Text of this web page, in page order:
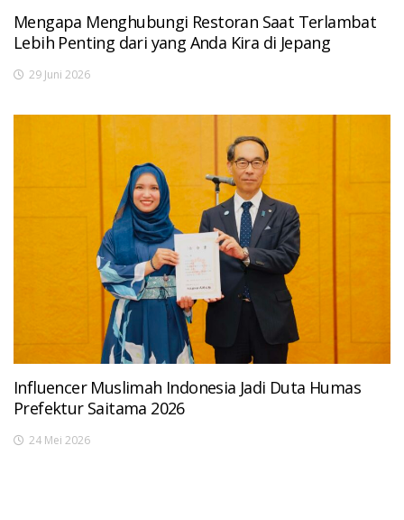
Mengapa Menghubungi Restoran Saat Terlambat
Lebih Penting dari yang Anda Kira di Jepang
29 Juni 2026
Influencer Muslimah Indonesia Jadi Duta Humas
Prefektur Saitama 2026
24 Mei 2026